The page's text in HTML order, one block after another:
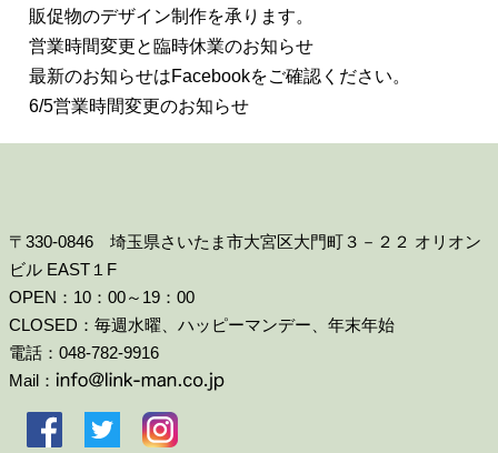
販促物のデザイン制作を承ります。
営業時間変更と臨時休業のお知らせ
最新のお知らせはFacebookをご確認ください。
6/5営業時間変更のお知らせ
〒330-0846 埼玉県さいたま市大宮区大門町３－２２ オリオン
ビル EAST１F
OPEN：10：00～19：00
CLOSED：毎週水曜、ハッピーマンデー、年末年始
電話：048-782-9916
Mail：